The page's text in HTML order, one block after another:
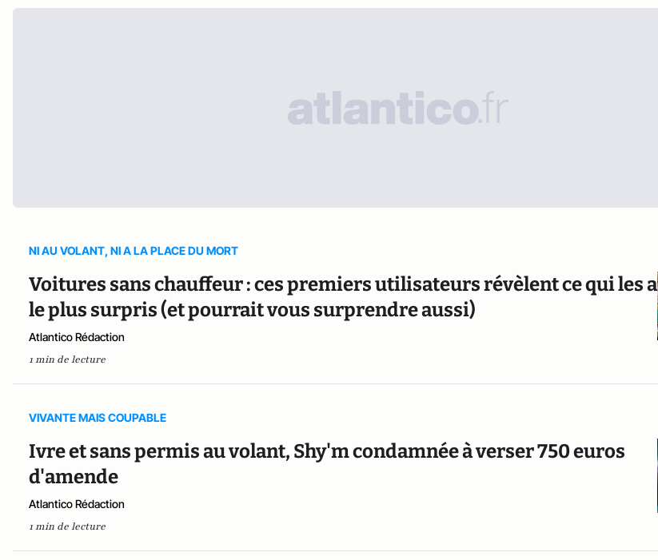
NI AU VOLANT, NI A LA PLACE DU MORT
Voitures sans chauffeur : ces premiers utilisateurs révèlent ce qui les a
le plus surpris (et pourrait vous surprendre aussi)
Atlantico Rédaction
1 min de lecture
VIVANTE MAIS COUPABLE
Ivre et sans permis au volant, Shy'm condamnée à verser 750 euros
d'amende
Atlantico Rédaction
1 min de lecture